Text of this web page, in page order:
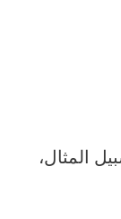
المثال،